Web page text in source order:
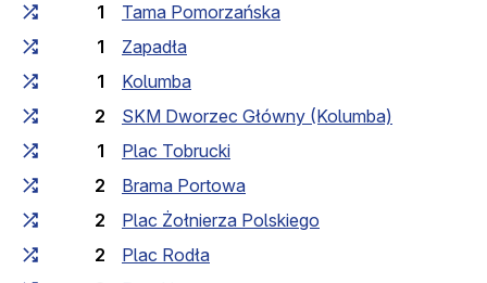
1
Tama Pomorzańska
1
Zapadła
1
Kolumba
2
SKM Dworzec Główny (Kolumba)
1
Plac Tobrucki
2
Brama Portowa
2
Plac Żołnierza Polskiego
2
Plac Rodła